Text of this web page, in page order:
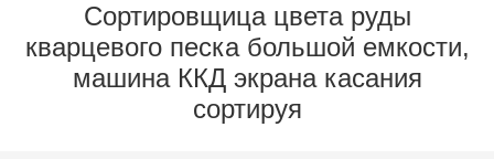
ПРОВЕРКА
КАЧЕСТВА
Сортировщица цвета руды
кварцевого песка большой емкости,
машина ККД экрана касания
сортируя